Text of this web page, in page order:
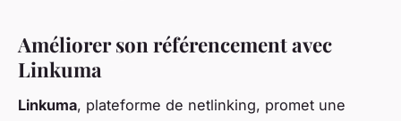
Améliorer son référencement avec
Linkuma
Linkuma, plateforme de netlinking, promet une